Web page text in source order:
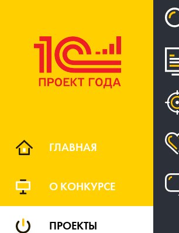
ГЛАВНАЯ
О КОНКУРСЕ
ПРОЕКТЫ